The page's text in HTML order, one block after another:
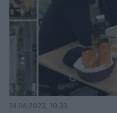
14.06.2023, 10:33